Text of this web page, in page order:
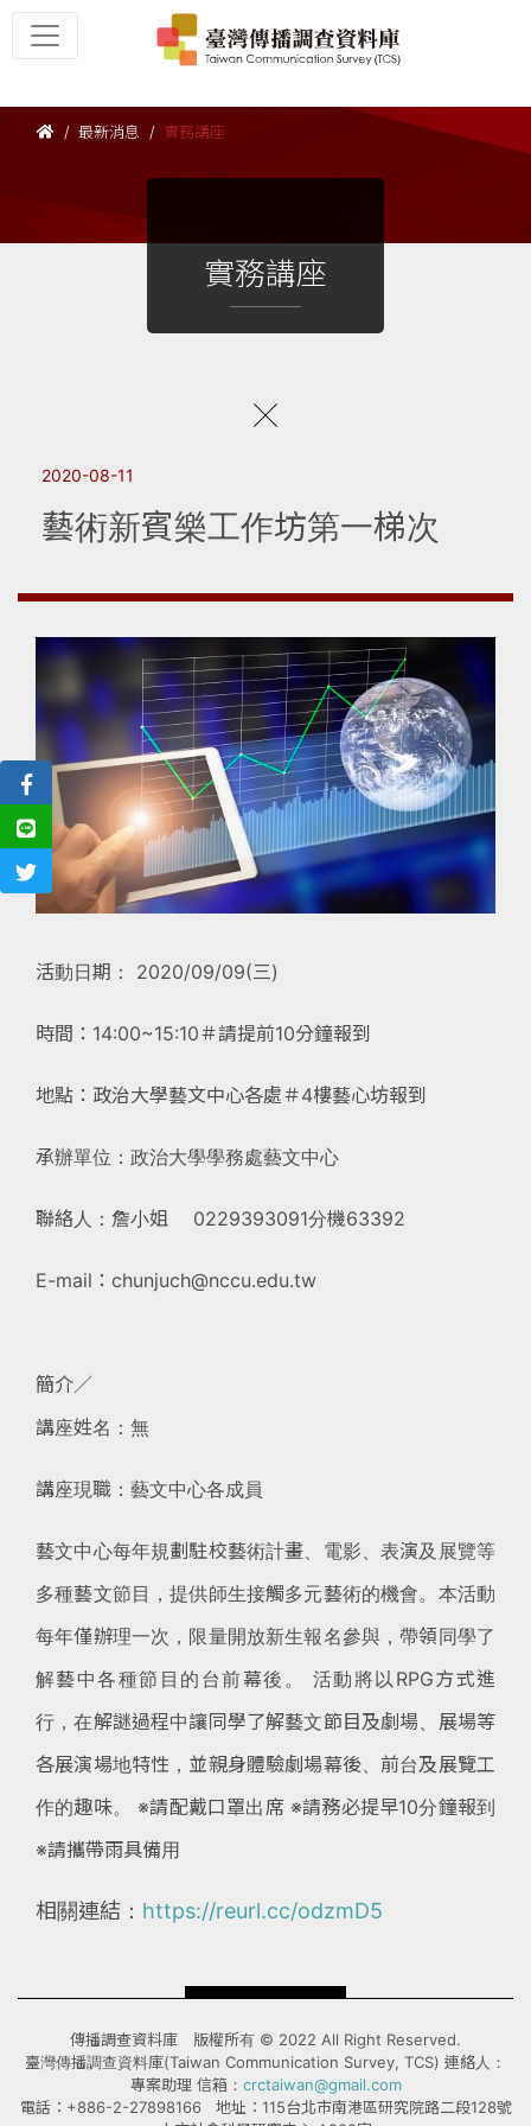
最新消息 實務講座
實務講座
2020-08-11
藝術新賓樂工作坊第一梯次
活動日期： 2020/09/09(三)
時間：14:00~15:10＃請提前10分鐘報到
地點：政治大學藝文中心各處＃4樓藝心坊報到
承辦單位：政治大學學務處藝文中心
聯絡人：詹小姐 0229393091分機63392
E-mail：chunjuch@nccu.edu.tw
簡介∕
講座姓名：無
講座現職：藝文中心各成員
藝文中心每年規劃駐校藝術計畫、電影、表演及展覽等
多種藝文節目，提供師生接觸多元藝術的機會。本活動
每年僅辦理一次，限量開放新生報名參與，帶領同學了
解藝中各種節目的台前幕後。 活動將以RPG方式進
行，在解謎過程中讓同學了解藝文節目及劇場、展場等
各展演場地特性，並親身體驗劇場幕後、前台及展覽工
作的趣味。 ※請配戴口罩出席 ※請務必提早10分鐘報到
※請攜帶雨具備用
相關連結： https://reurl.cc/odzmD5
傳播調查資料庫 版權所有 © 2022 All Right Reserved.
臺灣傳播調查資料庫(Taiwan Communication Survey, TCS) 連絡人：
專案助理 信箱： crctaiwan@gmail.com
電話：+886-2-27898166 地址：115台北市南港區研究院路二段128號